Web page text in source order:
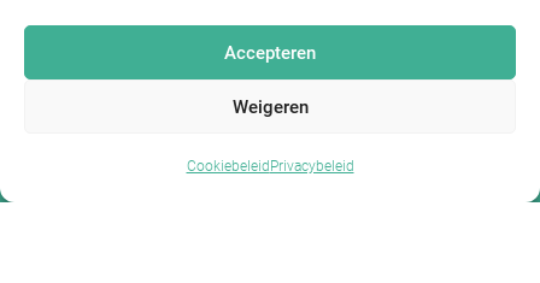
Accepteren
Weigeren
Cookiebeleid Privacybeleid
Shopper WhatsApp